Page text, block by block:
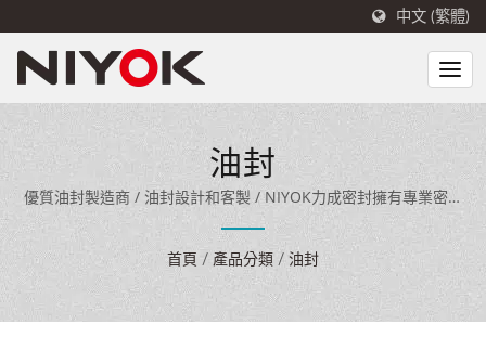
中文 (繁體)
油封
優質油封製造商 / 油封設計和客製 / NIYOK力成密封擁有專業密封
工程設計能力、40年製造經驗與先進生產設備，專業密封工程設計
能力與先進生產設備，將車規等級材料與品質經驗延伸至 EV 充電設
備密封領域,為國內外客戶提供全面的密封解決方案。
首頁 / 產品分類 / 油封